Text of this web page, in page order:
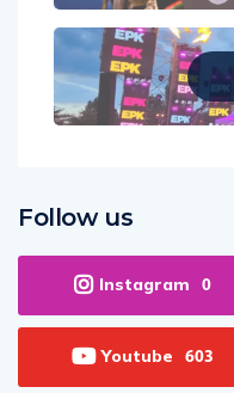
0
603